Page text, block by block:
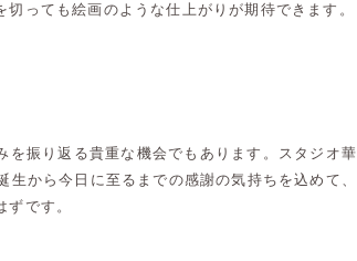
っても絵画のような仕上がりが期待できます。
振り返る貴重な機会でもあります。スタジオ華
から今日に至るまでの感謝の気持ちを込めて、
です。